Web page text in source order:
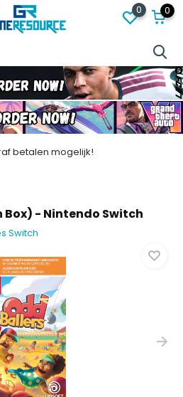
0 0
Vóór 22:00 besteld op
- Nintendo Switch
Switch